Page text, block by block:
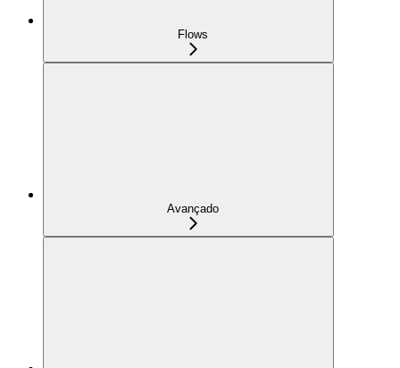
Flows
Avançado